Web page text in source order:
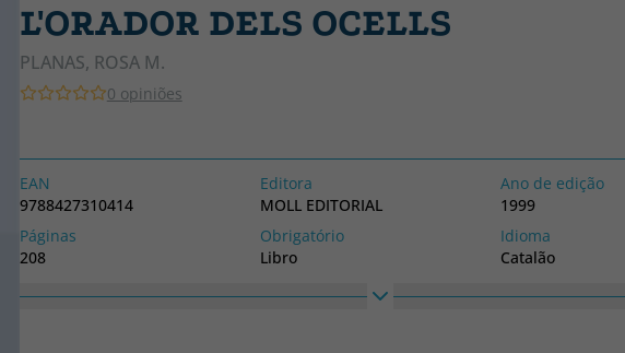
L'ORADOR DELS OCELLS
PLANAS, ROSA M.
0 opiniões
EAN
9788427310414
Editora
MOLL EDITORIAL
Ano de edição
1999
Páginas
208
Obrigatório
Libro
Idioma
Catalão